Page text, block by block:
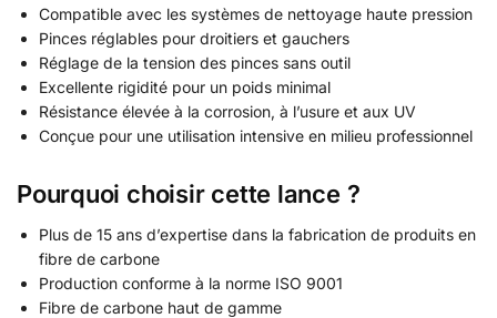
Compatible avec les systèmes de nettoyage haute pression
Pinces réglables pour droitiers et gauchers
Réglage de la tension des pinces sans outil
Excellente rigidité pour un poids minimal
Résistance élevée à la corrosion, à l’usure et aux UV
Conçue pour une utilisation intensive en milieu professionnel
Pourquoi choisir cette lance ?
Plus de 15 ans d’expertise dans la fabrication de produits en
fibre de carbone
Production conforme à la norme ISO 9001
Fibre de carbone haut de gamme